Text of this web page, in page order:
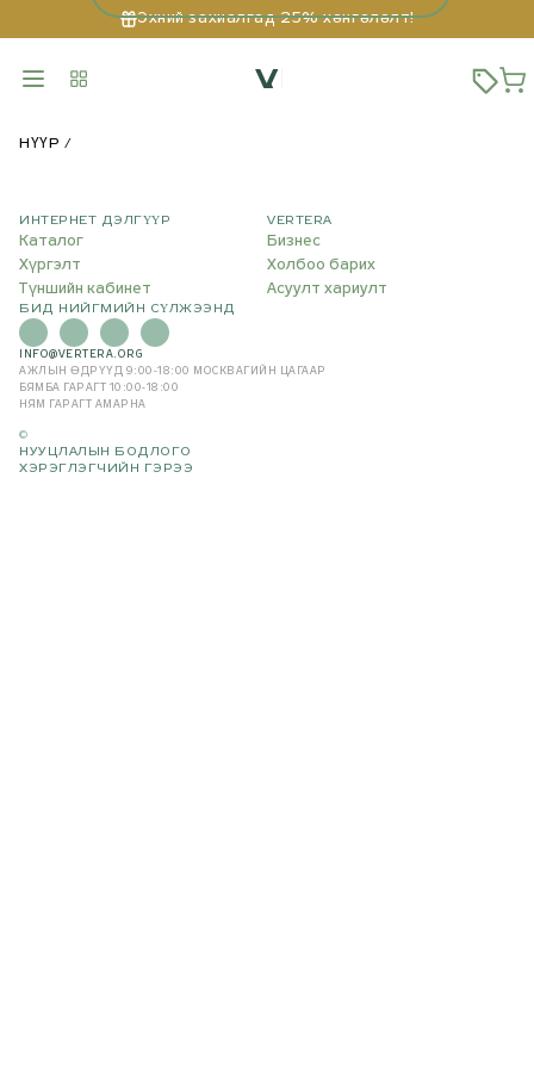
Эхний захиалгад 25% хөнгөлөлт!
НҮҮР
ИНТЕРНЕТ ДЭЛГҮҮР
Каталог
Хүргэлт
Түншийн кабинет
VERTERA
Бизнес
Холбоо барих
Асуулт хариулт
БИД НИЙГМИЙН СҮЛЖЭЭНД
INFO@VERTERA.ORG
АЖЛЫН ӨДРҮҮД 9:00-18:00
МОСКВАГИЙН ЦАГААР
БЯМБА ГАРАГТ 10:00-18:00
НЯМ ГАРАГТ АМАРНА
©
НУУЦЛАЛЫН БОДЛОГО
ХЭРЭГЛЭГЧИЙН ГЭРЭЭ